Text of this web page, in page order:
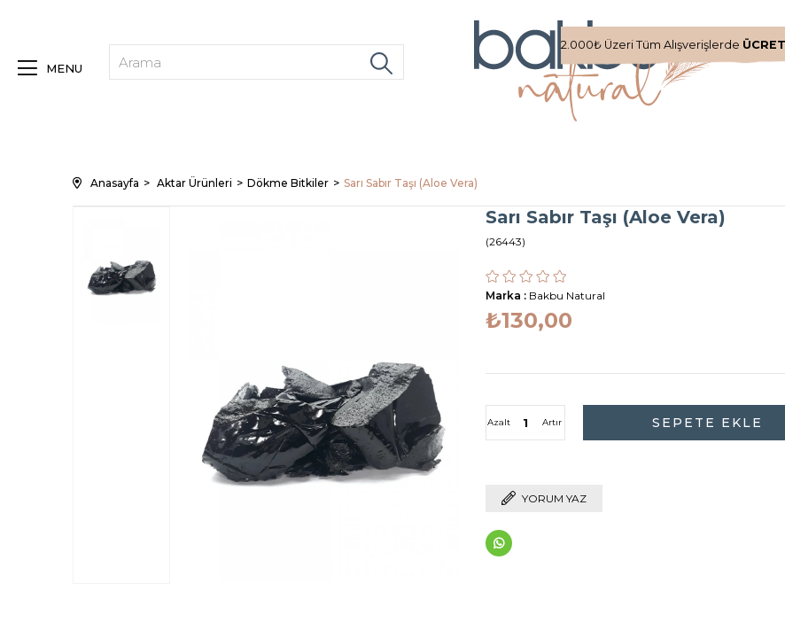
MENU
2.000₺ Üzeri Tüm Alışverişlerde
Anasayfa Aktar Ürünleri Dökme Bitkiler Sarı Sabır Taşı (Aloe Vera)
Sarı Sabır Taşı (Aloe Vera)
(26443)
Marka : Bakbu Natural
₺130,00
Artır
Azalt
YORUM YAZ